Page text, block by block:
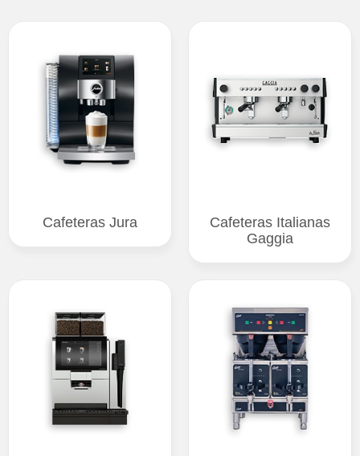
Cafeteras Jura
Cafeteras Italianas
Gaggia